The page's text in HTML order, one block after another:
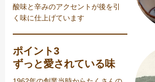
酸味と辛みのアクセントが後を引
く味に仕上げています
ポイント3
ずっと愛されている味